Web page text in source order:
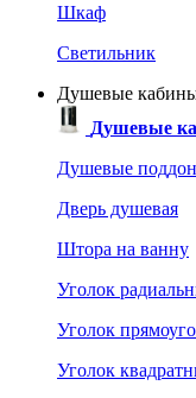
Шкаф
Светильник
Душевые
Душевые
Душевые
Дверь душевая
Штора на ванну
Уголок
Уголок
Уголок